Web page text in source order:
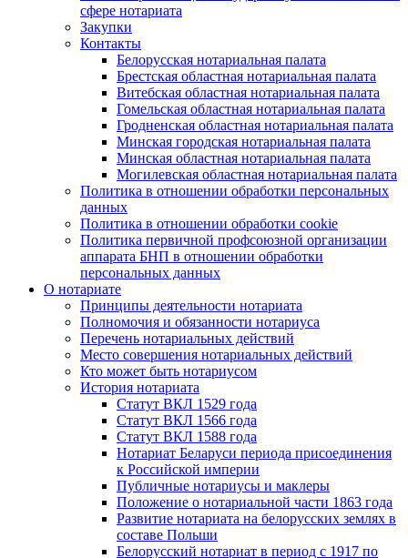
сфере нотариата
Закупки
Контакты
Белорусская нотариальная палата
Брестская областная нотариальная палата
Витебская областная нотариальная палата
Гомельская областная нотариальная палата
Гродненская областная нотариальная палата
Минская городская нотариальная палата
Минская областная нотариальная палата
Могилевская областная нотариальная палата
Политика в отношении обработки персональных
данных
Политика в отношении обработки cookie
Политика первичной профсоюзной организации
аппарата БНП в отношении обработки
персональных данных
О нотариате
Принципы деятельности нотариата
Полномочия и обязанности нотариуса
Перечень нотариальных действий
Место совершения нотариальных действий
Кто может быть нотариусом
История нотариата
Статут ВКЛ 1529 года
Статут ВКЛ 1566 года
Статут ВКЛ 1588 года
Нотариат Беларуси периода присоединения
к Российской империи
Публичные нотариусы и маклеры
Положение о нотариальной части 1863 года
Развитие нотариата на белорусских землях в
составе Польши
Белорусский нотариат в период с 1917 по